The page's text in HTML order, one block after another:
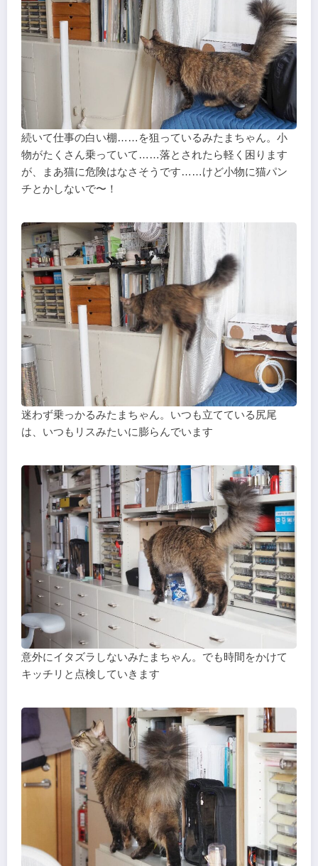
続いて仕事の白い棚……を狙っているみたまちゃん。小
物がたくさん乗っていて……落とされたら軽く困ります
が、まあ猫に危険はなさそうです……けど小物に猫パン
チとかしないで〜！
迷わず乗っかるみたまちゃん。いつも立てている尻尾
は、いつもリスみたいに膨らんでいます
意外にイタズラしないみたまちゃん。でも時間をかけて
キッチリと点検していきます